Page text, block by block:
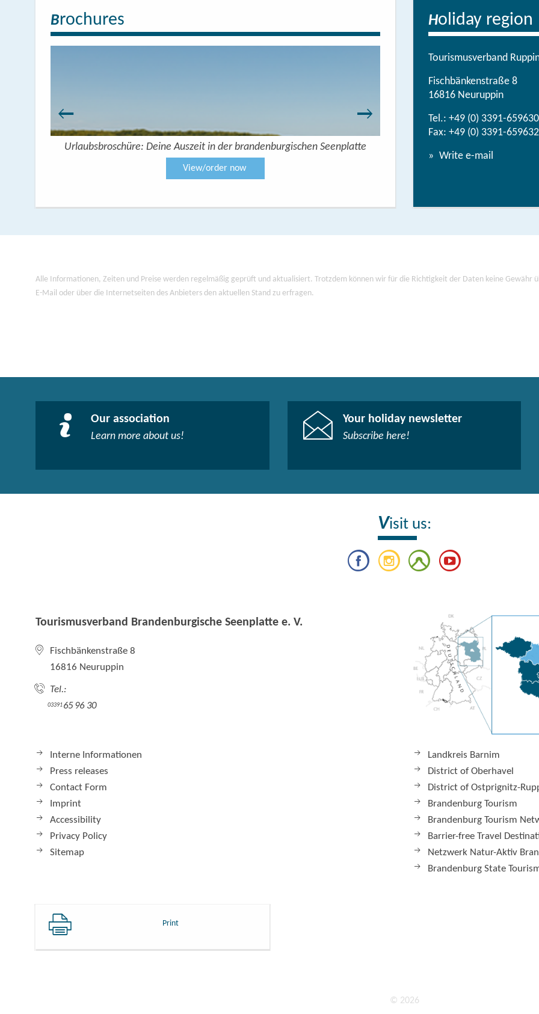
Brochures
Urlaubsbroschüre: Deine Auszeit in der brandenburgischen Seenplatte
View/order now
Holiday region
Tourismusverband
Fischbänkenstraße 8
16816 Neuruppin
Tel.: +49 (0) 3391-659630
Fax: +49 (0) 3391-659632
Write e-mail
Alle Informationen, Zeiten und Preise werden regelmäßig geprüft und aktualisiert. Trotzdem können wir für die Richtigkeit der Daten keine Gewähr
E-Mail oder über die Internetseiten des Anbieters den aktuellen Stand zu erfragen.
Our association
Learn more about us!​
Your holiday newsletter
Subscribe here!​
Visit us:
Tourismusverband Brandenburgische Seenplatte e. V.
Fischbänkenstraße 8
16816 Neuruppin
Tel.:
0339165 96 30
Interne Informationen
Press releases
Contact Form
Imprint
Accessibility
Privacy Policy
Sitemap
Landkreis Barnim
District of Oberhavel
District of Ostprignitz-
Brandenburg Tourism
Brandenburg Tourism
Barrier-free Travel
Netzwerk Natur-Aktiv
Brandenburg State
Print
© 2026